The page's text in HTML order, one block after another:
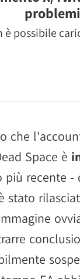
problemi
è possibile
che
Space è
più recente -
stato